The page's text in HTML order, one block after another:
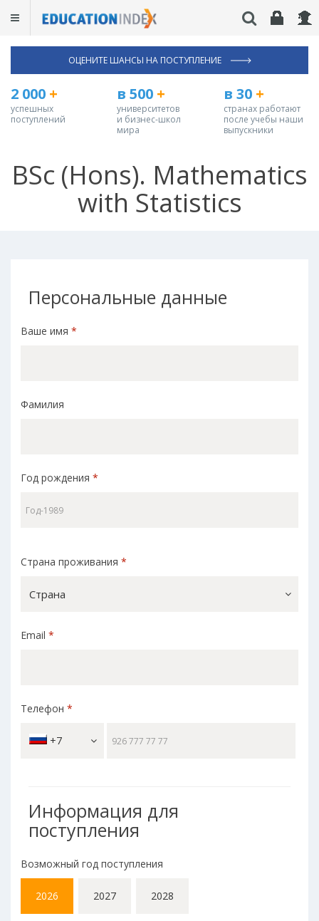
ОЦЕНИТЕ ШАНСЫ НА ПОСТУПЛЕНИЕ
2 000 +
успешных
поступлений
в 500 +
университетов
и бизнес-школ
мира
в 30+
странах работают
после учебы наши
выпускники
BSc (Hons). Mathematics
with Statistics
Персональные данные
Ваше имя *
Фамилия
Год рождения *
Страна проживания *
Страна
Email *
Телефон *
+7
Информация для
поступления
Возможный год поступления
2026 2027 2028